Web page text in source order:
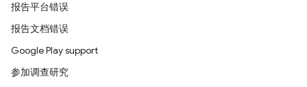
报告平台错误
报告文档错误
Google Play support
参加调查研究